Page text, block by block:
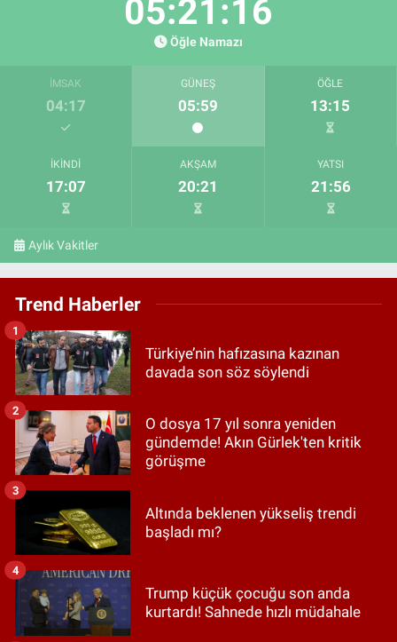
05:21:15
Öğle Namazı
İMSAK
04:17
GÜNEŞ
05:59
ÖĞLE
13:15
İKINDI
17:07
AKŞAM
20:21
YATSI
21:56
Aylık Vakitler
Trend Haberler
Türkiye’nin hafızasına kazınan
davada son söz söylendi
1
O dosya 17 yıl sonra yeniden
gündemde! Akın Gürlek'ten kritik
görüşme
2
Altında beklenen yükseliş trendi
başladı mı?
3
Trump küçük çocuğu son anda
kurtardı! Sahnede hızlı müdahale
4